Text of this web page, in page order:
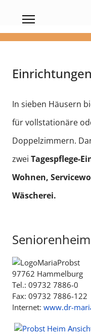
Einrichtungen
In sieben Häusern
für vollstationäre
Doppelzimmern.
zwei Tagespflege-
Wohnen,
Wäscherei.
97762 Hammelburg
Tel.: 09732 7886-0
Fax: 09732 7886-122
Internet: www.dr-